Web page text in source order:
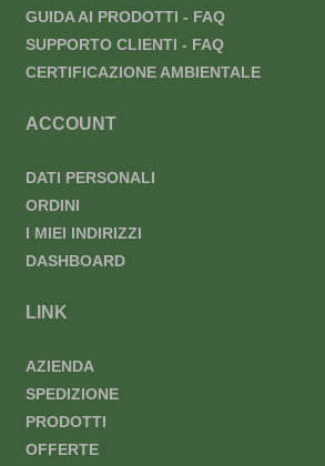
GUIDA AI PRODOTTI - FAQ
SUPPORTO CLIENTI - FAQ
CERTIFICAZIONE AMBIENTALE
ACCOUNT
DATI PERSONALI
ORDINI
I MIEI INDIRIZZI
DASHBOARD
LINK
AZIENDA
SPEDIZIONE
PRODOTTI
OFFERTE